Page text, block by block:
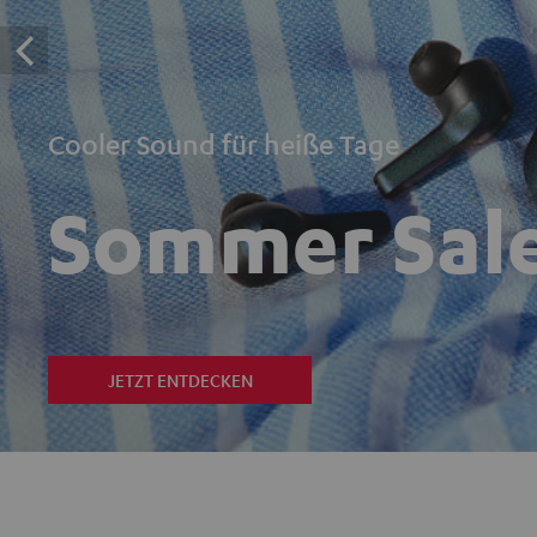
Cooler Sound für heiße Tage
Sommer
JETZT ENTDECKEN